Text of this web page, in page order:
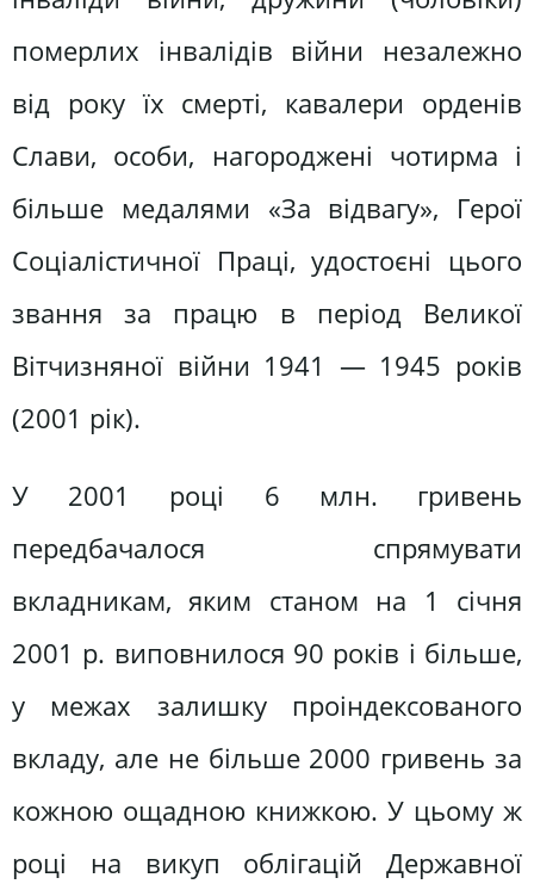
померлих інвалідів війни незалежно
від року їх смерті, кавалери орденів
Слави, особи, нагороджені чотирма і
більше медалями «За відвагу», Герої
Соціалістичної Праці, удостоєні цього
звання за працю в період Великої
Вітчизняної війни 1941 — 1945 років
(2001 рік).
У 2001 році 6 млн. гривень
передбачалося спрямувати
вкладникам, яким станом на 1 січня
2001 р. виповнилося 90 років і більше,
у межах залишку проіндексованого
вкладу, але не більше 2000 гривень за
кожною ощадною книжкою. У цьому ж
році на викуп облігацій Державної